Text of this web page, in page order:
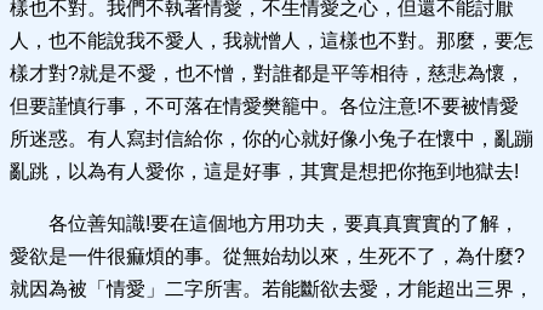
樣也不對。我們不執著情愛，不生情愛之心，但還不能討厭
人，也不能說我不愛人，我就憎人，這樣也不對。那麼，要怎
樣才對?就是不愛，也不憎，對誰都是平等相待，慈悲為懷，
但要謹慎行事，不可落在情愛樊籠中。各位注意!不要被情愛
所迷惑。有人寫封信給你，你的心就好像小兔子在懷中，亂蹦
亂跳，以為有人愛你，這是好事，其實是想把你拖到地獄去!
各位善知識!要在這個地方用功夫，要真真實實的了解，
愛欲是一件很痲煩的事。從無始劫以來，生死不了，為什麼?
就因為被「情愛」二字所害。若能斷欲去愛，才能超出三界，